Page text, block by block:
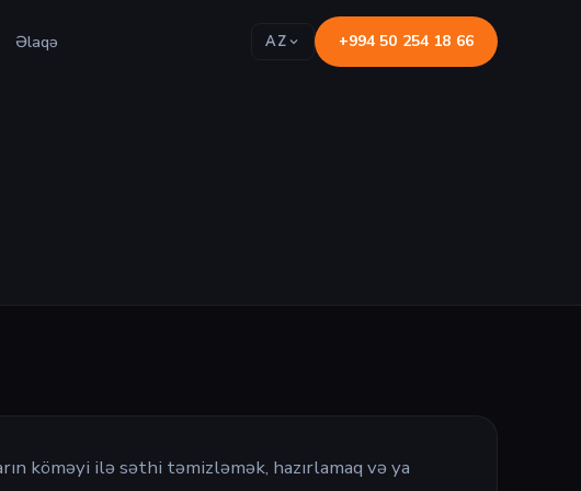
Əlaqə AZ +994 50 254 18 66
köməyi ilə səthi təmizləmək, hazırlamaq və ya